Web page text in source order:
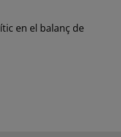
en el balanç de